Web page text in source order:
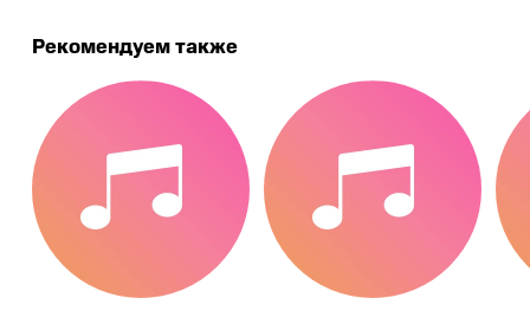
Рекомендуем также